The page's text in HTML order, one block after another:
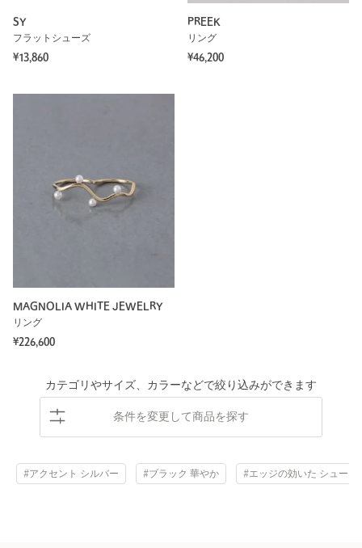
SY
フラットシューズ
¥13,860
PREEK
リング
¥46,200
MAGNOLIA WHITE JEWELRY
リング
¥226,600
カテゴリやサイズ、カラーなどで絞り込みができます
条件を変更して商品を探す
#アクセント シルバー #ブラック 華やか #エッジの効いた シューズ